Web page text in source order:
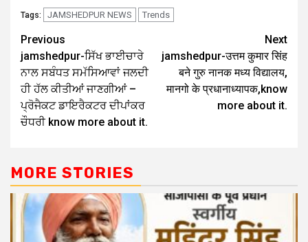
Tags: JAMSHEDPUR NEWS Trends
Previous
jamshedpur-ਸਿੱਖ ਭਾਈਚਾਰੇ
ਨਾਲ ਸਬੰਧਤ ਸਮੱਸਿਆਵਾਂ ਜਲਦੀ
ਹੀ ਹੱਲ ਕੀਤੀਆਂ ਜਾਣਗੀਆਂ –
ਪ੍ਰੋਜੈਕਟ ਡਾਇਰੈਕਟਰ ਦੀਪਾਂਕਰ
ਚੌਧਰੀ know more about it.
Next
jamshedpur-उत्तम कुमार सिंह
बने गुरु नानक मध्य विद्यालय,
मानगो के प्रधानाध्यापक,know
more about it.
MORE STORIES